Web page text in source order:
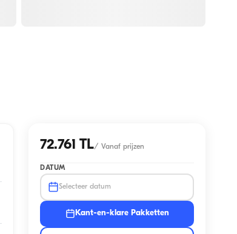
72.761 TL/ Vanaf prijzen
DATUM
Selecteer datum
Kant-en-klare Pakketten